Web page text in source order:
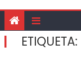
ETIQUETA: